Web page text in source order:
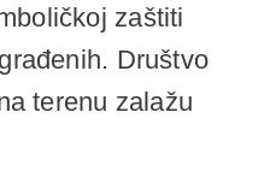
zaštiti
Društvo
terenu zalažu